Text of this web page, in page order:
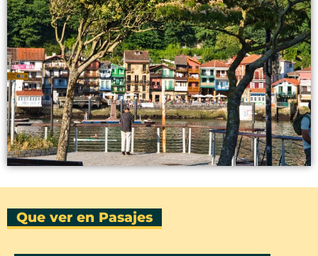
Que ver en Pasajes